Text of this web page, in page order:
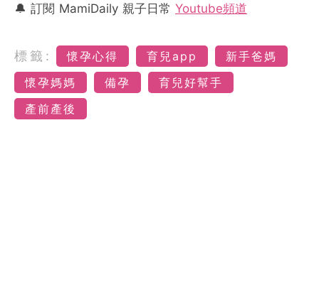
🔔 訂閱 MamiDaily 親子日常 Youtube頻道
標籤: 懷孕心得 育兒app
新手爸媽
懷孕媽媽
備孕
育兒好幫手
產前產後